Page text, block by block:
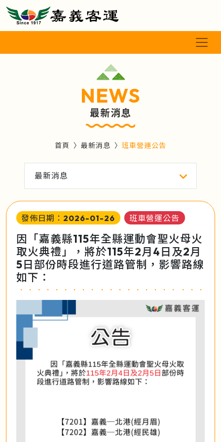
NEWS
最新消息
首頁 最新消息 班車營運公告
最新消息
發佈日期：2026-01-26 班車營運公告
因「嘉義縣115年全縣運動會聖火母火
取火典禮」，將於115年2月4日及2月
5日部份時段進行道路管制，影響路線
如下：